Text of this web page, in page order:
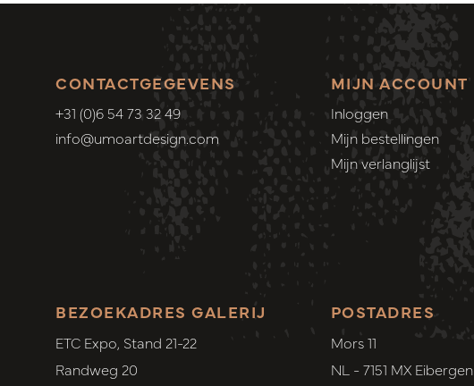
CONTACTGEGEVENS
+31 (0)6 54 73 32 49
info@umoartdesign.com
MIJN ACCOUNT
Inloggen
Mijn bestellingen
Mijn verlanglijst
POSTADRES
Mors 11
NL - 7151 MX Eibergen
BEZOEKADRES GALERIJ
ETC Expo, Stand 21-22
Randweg 20